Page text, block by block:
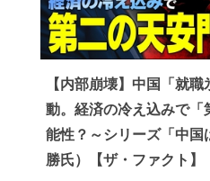
【内部崩壊】中国「就
動。経済の冷え込みで「
能性？～シリーズ「中国
勝氏）【ザ・ファクト】